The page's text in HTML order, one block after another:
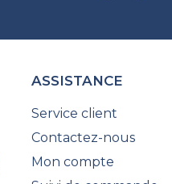
ASSISTANCE
Service client
Contactez-nous
Mon compte